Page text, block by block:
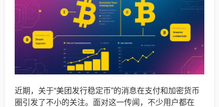
近期，关于“美团发行稳定币”的消息在支付和加密货币
圈引发了不小的关注。面对这一传闻，不少用户都在